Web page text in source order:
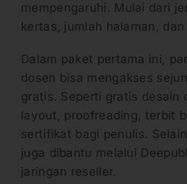
mempengaruhi. Mulai dari
kertas, jumlah halaman,
Dalam paket pertama ini,
dosen bisa mengakses
gratis. Seperti gratis desain
layout, proofreading, terbit
sertifikat bagi penulis.
juga dibantu melalui
jaringan reseller.